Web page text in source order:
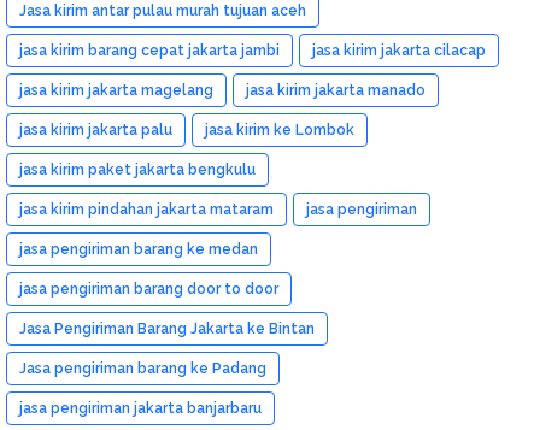
Jasa kirim antar pulau murah tujuan aceh
jasa kirim barang cepat jakarta jambi jasa kirim jakarta cilacap
jasa kirim jakarta magelang jasa kirim jakarta manado
jasa kirim jakarta palu jasa kirim ke Lombok
jasa kirim paket jakarta bengkulu
jasa kirim pindahan jakarta mataram jasa pengiriman
jasa pengiriman barang ke medan
jasa pengiriman barang door to door
Jasa Pengiriman Barang Jakarta ke Bintan
Jasa pengiriman barang ke Padang
jasa pengiriman jakarta banjarbaru